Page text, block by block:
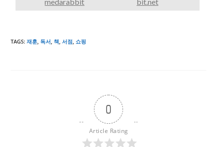
TAGS:재훈, 독서, 책, 서점, 쇼핑
0
Article Rating